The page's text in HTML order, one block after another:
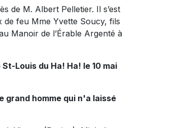
de M. Albert Pelletier. Il s’est
de feu Mme Yvette Soucy, fils
Manoir de l’Érable Argenté à
Louis du Ha! Ha! le 10 mai
grand homme qui n'a laissé